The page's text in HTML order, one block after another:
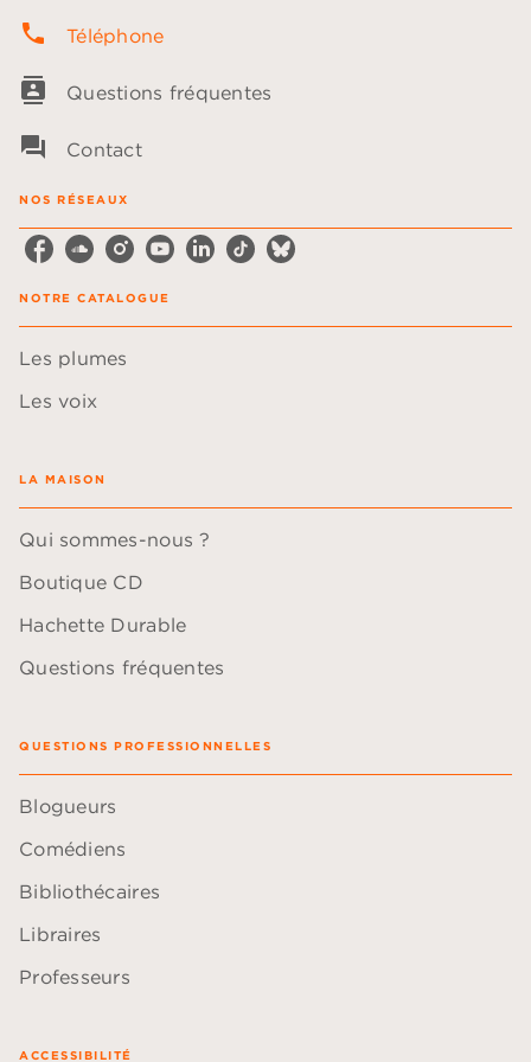
phone Téléphone
contacts Questions fréquentes
question_answer Contact
NOS RÉSEAUX
NOTRE CATALOGUE
Les plumes
Les voix
LA MAISON
Qui sommes-nous ?
Boutique CD
Hachette Durable
Questions fréquentes
QUESTIONS PROFESSIONNELLES
Blogueurs
Comédiens
Bibliothécaires
Libraires
Professeurs
ACCESSIBILITÉ